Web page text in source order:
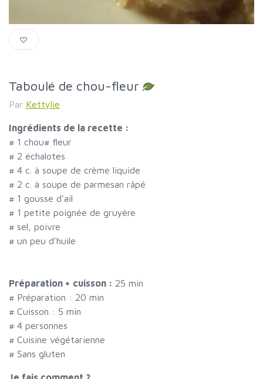
Taboulé de chou-fleur
Par Kettylie
Ingrédients de la recette :
# 1 chou# fleur
# 2 échalotes
# 4 c. à soupe de crème liquide
# 2 c. à soupe de parmesan râpé
# 1 gousse d'ail
# 1 petite poignée de gruyère
# sel, poivre
# un peu d'huile
Préparation + cuisson : 25 min
# Préparation : 20 min
# Cuisson : 5 min
# 4 personnes
# Cuisine végétarienne
# Sans gluten